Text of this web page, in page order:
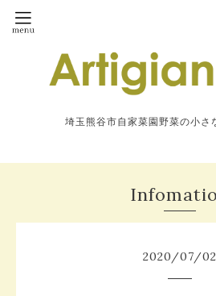
埼玉熊谷市自家菜園野菜の小さ
2020/07/02